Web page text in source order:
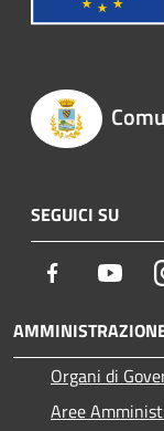
SEGUICI SU
Facebook
Organi di
Aree